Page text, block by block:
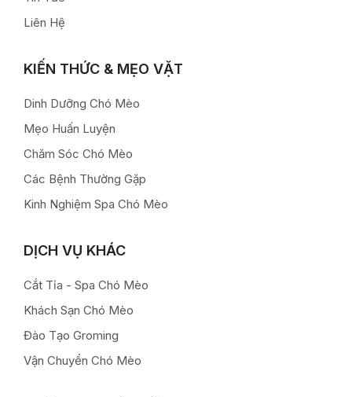
Liên Hệ
KIẾN THỨC & MẸO VẶT
Dinh Dưỡng Chó Mèo
Mẹo Huấn Luyện
Chăm Sóc Chó Mèo
Các Bệnh Thường Gặp
Kinh Nghiệm Spa Chó Mèo
DỊCH VỤ KHÁC
Cắt Tỉa - Spa Chó Mèo
Khách Sạn Chó Mèo
Đào Tạo Groming
Vận Chuyển Chó Mèo